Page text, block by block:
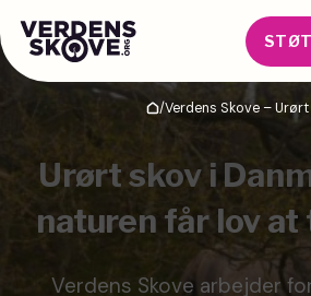
STØT
Hjem/Verdens Skove –
Urørt skov i
naturen får lov at
Verdens Skove arbejder